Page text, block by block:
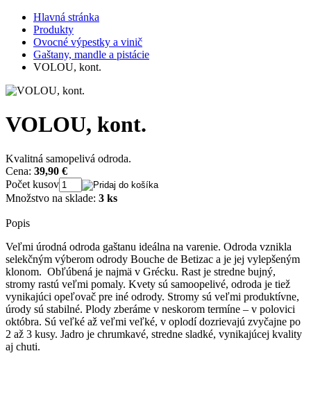
Hlavná stránka
Produkty
Ovocné výpestky a vinič
Gaštany, mandle a pistácie
VOLOU, kont.
VOLOU, kont.
Kvalitná samopelivá odroda.
Cena: 39,90 €
Počet kusov
Množstvo na sklade: 3 ks
Popis
Veľmi úrodná odroda gaštanu ideálna na varenie. Odroda vznikla
selekčným výberom odrody Bouche de Betizac a je jej vylepšeným
klonom. Obľúbená je najmä v Grécku. Rast je stredne bujný,
stromy rastú veľmi pomaly. Kvety sú samoopelivé, odroda je tiež
vynikajúci opeľovač pre iné odrody. Stromy sú veľmi produktívne,
úrody sú stabilné. Plody zberáme v neskorom termíne – v polovici
októbra. Sú veľké až veľmi veľké, v oplodí dozrievajú zvyčajne po
2 až 3 kusy. Jadro je chrumkavé, stredne sladké, vynikajúcej kvality
aj chuti.